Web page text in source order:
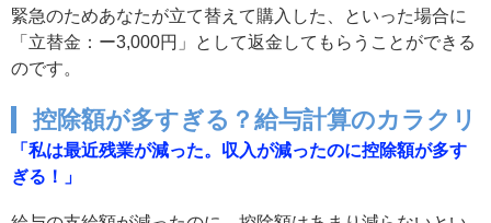
緊急のためあなたが立て替えて購入した、といった場合に
「立替金：ー3,000円」として返金してもらうことができる
のです。
控除額が多すぎる？給与計算のカラクリ
「私は最近残業が減った。収入が減ったのに控除額が多す
ぎる！」